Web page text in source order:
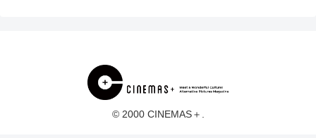
© 2000 CINEMAS＋.